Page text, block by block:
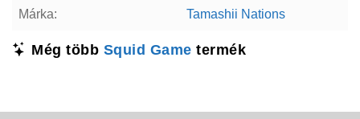
Márka: Tamashii Nations
Még több Squid Game termék